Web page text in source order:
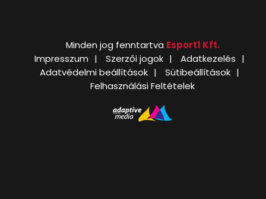
Minden jog fenntartva Esport1 Kft.
Impresszum
Szerzői jogok
Adatkezelés
Adatvédelmi beállítások
Sütibeállítások
Felhasználási Feltételek